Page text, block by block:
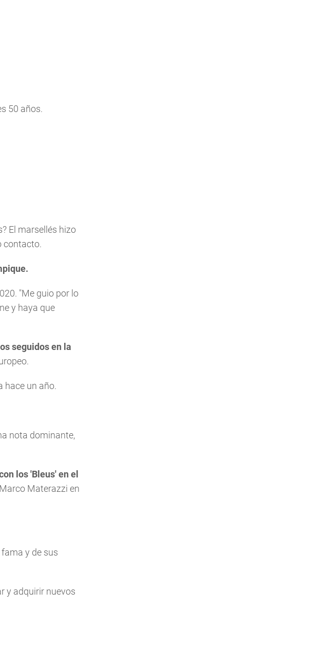
50 años.
El marsellés hizo
contacto.
"Me guio por lo
y haya que
seguidos en la
hace un año.
nota dominante,
los 'Bleus' en el
Materazzi en
y de sus
y adquirir nuevos